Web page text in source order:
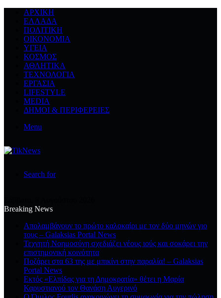
ΑΡΧΙΚΉ
ΕΛΛΆΔΑ
ΠΟΛΙΤΙΚΉ
ΟΙΚΟΝΟΜΊΑ
ΥΓΕΊΑ
ΚΌΣΜΟΣ
ΑΘΛΗΤΙΚΆ
ΤΕΧΝΟΛΟΓΙΆ
ΕΡΓΑΣΊΑ
LIFESTYLE
MEDIA
ΔΉΜΟΙ & ΠΕΡΙΦΈΡΕΙΕΣ
Menu
Search for
Breaking News
Απολαμβάνουν το πρώτο καλοκαίρι με τον δύο μηνών γιο
τους – Galaksias Portal News
Τεχνητή Νοημοσύνη σχεδιάζει νέους ιούς και σοκάρει την
επιστημονική κοινότητα
Ποζάρει στα 63 της με μπικίνι στην παραλία! – Galaksias
Portal News
Εκτός «Ελπίδας για τη Δημοκρατία» θέτει η Μαρία
Καρυστιανού τον Θανάση Αυγερινό